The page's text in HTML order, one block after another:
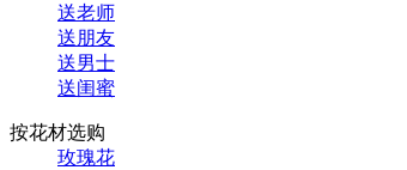
送老师
送朋友
送男士
送闺蜜
按花材选购
玫瑰花